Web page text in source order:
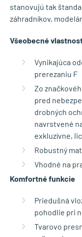
stanovujú tak
záhradníkov,
Všeobecné
Vynikajúca
prerezaniu F
Zo
pred
drobných
navrstvené
exkluzívne,
Robustný
Vhodné na
Komfortné funkcie
Priedušná
pohodlie pri
Tvarovo